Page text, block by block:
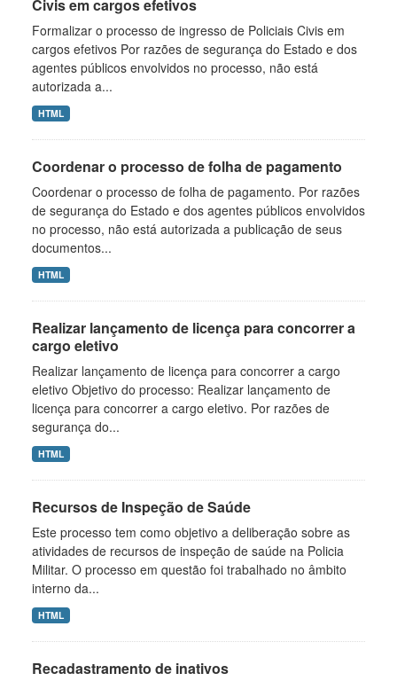
Civis em cargos efetivos
Formalizar o processo de ingresso de Policiais Civis em
cargos efetivos Por razões de segurança do Estado e dos
agentes públicos envolvidos no processo, não está
autorizada a...
HTML
Coordenar o processo de folha de pagamento
Coordenar o processo de folha de pagamento. Por razões
de segurança do Estado e dos agentes públicos envolvidos
no processo, não está autorizada a publicação de seus
documentos...
HTML
Realizar lançamento de licença para concorrer a
cargo eletivo
Realizar lançamento de licença para concorrer a cargo
eletivo Objetivo do processo: Realizar lançamento de
licença para concorrer a cargo eletivo. Por razões de
segurança do...
HTML
Recursos de Inspeção de Saúde
Este processo tem como objetivo a deliberação sobre as
atividades de recursos de inspeção de saúde na Policia
Militar. O processo em questão foi trabalhado no âmbito
interno da...
HTML
Recadastramento de inativos